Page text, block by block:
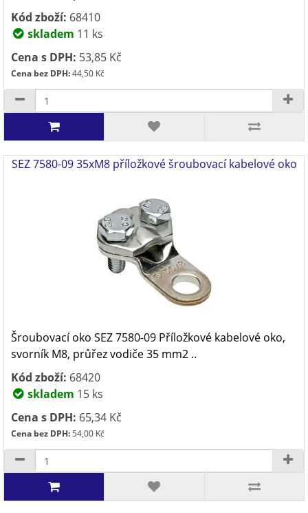
Kód zboží: 68410
skladem 11 ks
Cena s DPH: 53,85 Kč
Cena bez DPH:44,50 Kč
SEZ 7580-09 35xM8 příložkové šroubovací kabelové oko
Šroubovací oko SEZ 7580-09 Příložkové kabelové oko,
svorník M8, průřez vodiče 35 mm2 ..
Kód zboží: 68420
skladem 15 ks
Cena s DPH: 65,34 Kč
Cena bez DPH:54,00 Kč